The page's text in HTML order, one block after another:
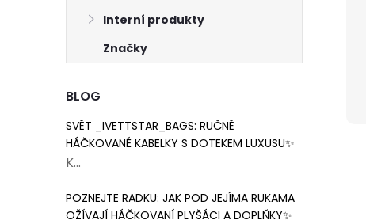
Interní produkty
Značky
BLOG
SVĚT _IVETTSTAR_BAGS: RUČNĚ
HÁČKOVANÉ KABELKY S DOTEKEM LUXUSU✨
K...
POZNEJTE RADKU: JAK POD JEJÍMA RUKAMA
OŽÍVAJÍ HÁČKOVANÍ PLYŠÁCI A DOPLŇKY✨